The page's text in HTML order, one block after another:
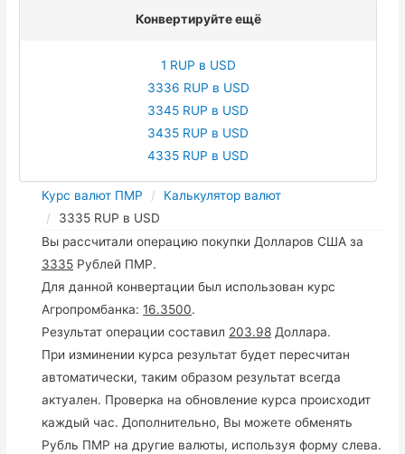
Конвертируйте ещё
1 RUP в USD
3336 RUP в USD
3345 RUP в USD
3435 RUP в USD
4335 RUP в USD
Курс валют ПМР
Калькулятор валют
3335 RUP в USD
Вы рассчитали операцию покупки Долларов США за
3335 Рублей ПМР.
Для данной конвертации был использован курс
Агропромбанка:16.3500.
Результат операции составил 203.98 Доллара.
При изминении курса результат будет пересчитан
автоматически, таким образом результат всегда
актуален. Проверка на обновление курса происходит
каждый час. Дополнительно, Вы можете обменять
Рубль ПМР на другие валюты, используя форму слева.